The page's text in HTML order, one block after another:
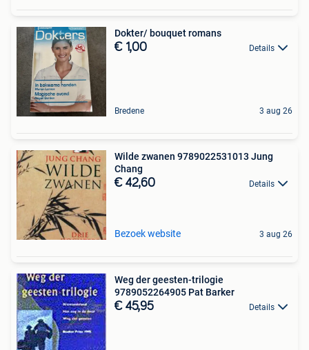
Dokter/ bouquet romans
€ 1,00 Details
Bredene 3 aug 26
Wilde zwanen 9789022531013 Jung
Chang
€ 42,60 Details
Bezoek website 3 aug 26
Weg der geesten-trilogie
9789052264905 Pat Barker
€ 45,95 Details